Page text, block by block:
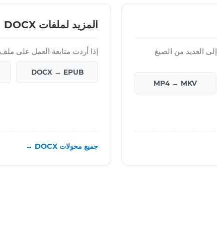
باستخدام Converter App يمكنك تحويل ملفات MP4 إلى العديد من الصيغ
MP4 → MKV
المزيد لملفات DOCX
إذا أردت متابعة العمل على ملف DOCX النهائي، جرّب:
DOCX → EPUB
جميع محولات DOCX →